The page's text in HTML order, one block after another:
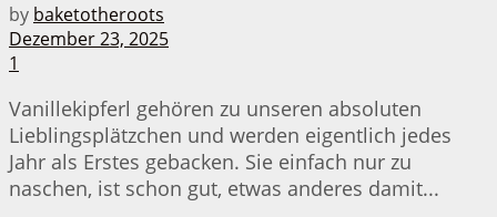
by baketotheroots
Dezember 23, 2025
1
Vanillekipferl gehören zu unseren absoluten
Lieblingsplätzchen und werden eigentlich jedes
Jahr als Erstes gebacken. Sie einfach nur zu
naschen, ist schon gut, etwas anderes damit...